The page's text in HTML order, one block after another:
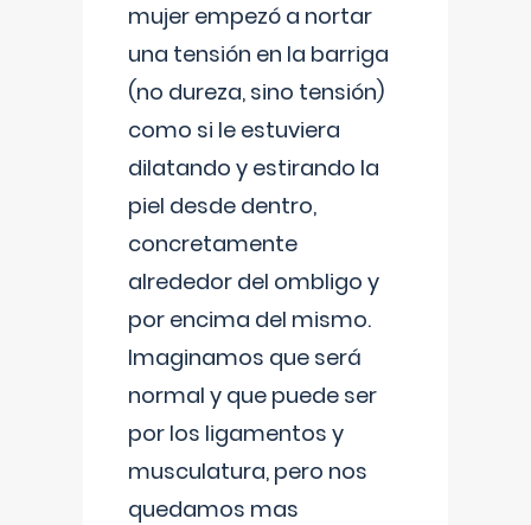
mujer empezó a nortar
una tensión en la barriga
(no dureza, sino tensión)
como si le estuviera
dilatando y estirando la
piel desde dentro,
concretamente
alrededor del ombligo y
por encima del mismo.
Imaginamos que será
normal y que puede ser
por los ligamentos y
musculatura, pero nos
quedamos mas